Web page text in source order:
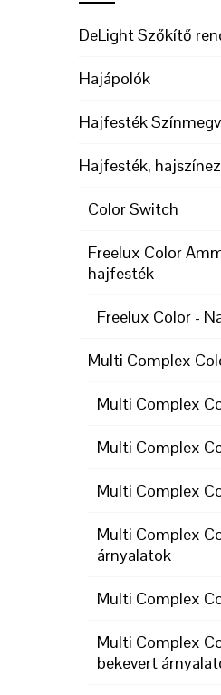
DeLight Szőkítő
Hajápolók
Hajfesték
Hajfesték,
Color Switch
Freelux Color
hajfesték
Freelux Color -
Multi Complex
Multi Complex
Multi Complex
Multi Complex
Multi Complex
árnyalatok
Multi Complex
Multi Complex
bekevert